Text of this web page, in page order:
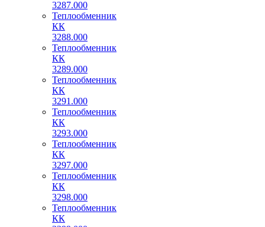
3287.000
Теплообменник
КК
3288.000
Теплообменник
КК
3289.000
Теплообменник
КК
3291.000
Теплообменник
КК
3293.000
Теплообменник
КК
3297.000
Теплообменник
КК
3298.000
Теплообменник
КК